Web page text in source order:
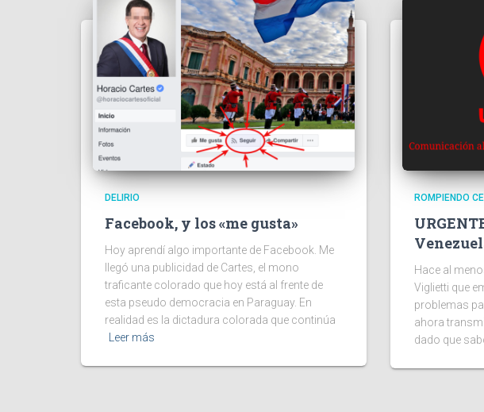
DELIRIO
Facebook, y los «me gusta»
Hoy aprendí algo importante de Facebook. Me
llegó una publicidad de Cartes, el mono
traficante colorado que hoy está al frente de
esta pseudo democracia en Paraguay. En
realidad es la dictadura colorada que continúa
Leer más
ROMPIENDO
Hace al
Viglietti que
problemas
ahora
dado que